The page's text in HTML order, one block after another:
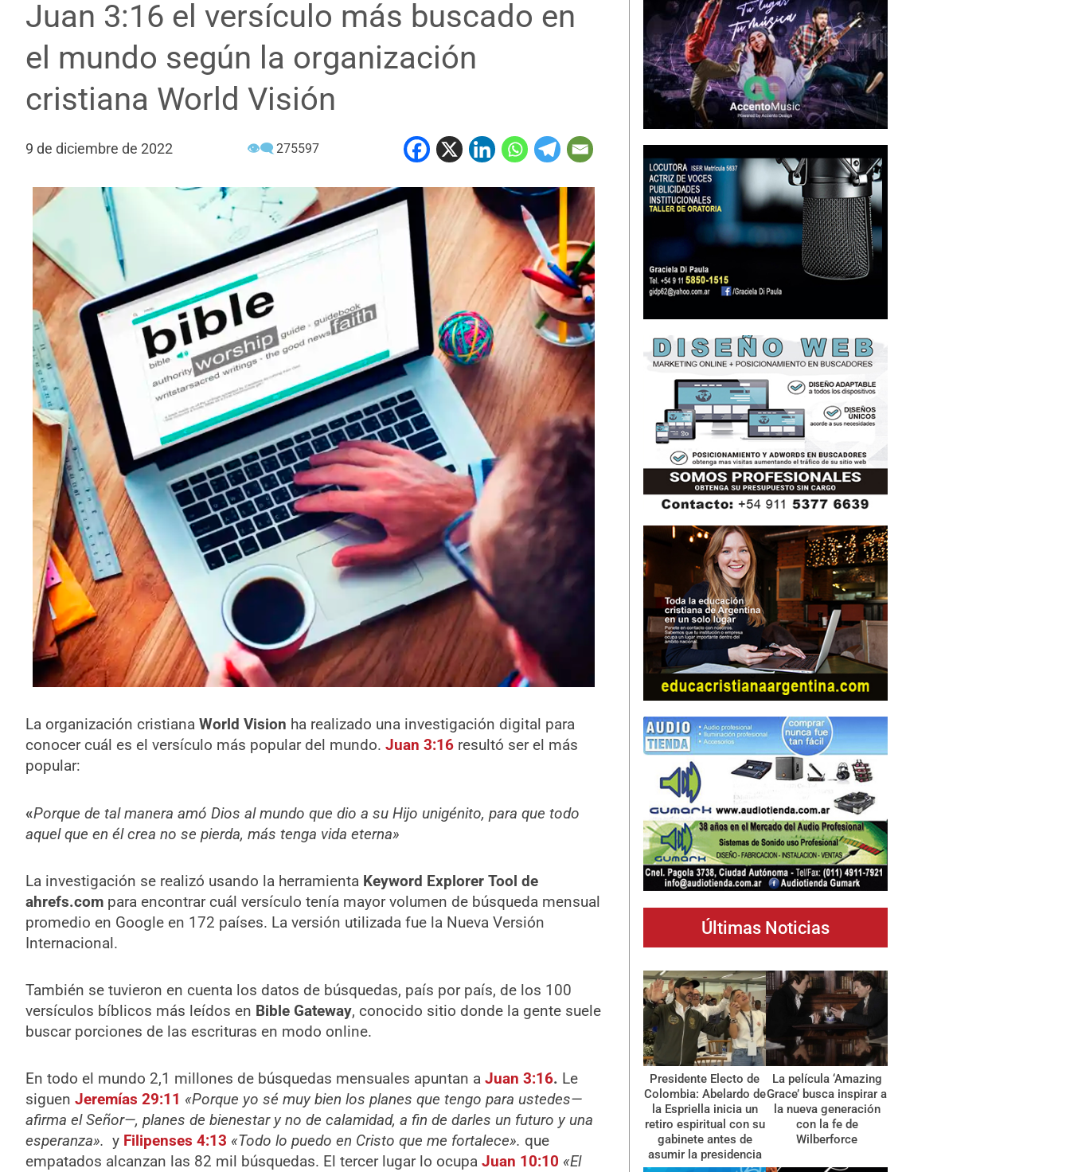
Juan 3:16 el versículo más buscado en
el mundo según la organización
cristiana World Visión
9 de diciembre de 2022 👁‍🗨 275597
La organización cristianaWorld Vision ha realizado una investigación digital para
conocer cuál es el versículo más popular del mundo. Juan 3:16 resultó ser el más
popular:
«Porque de tal manera amó Dios al mundo que dio a su Hijo unigénito, para que todo
aquel que en él crea no se pierda, más tenga vida eterna»
La investigación se realizó usando la herramientaKeyword Explorer Tool de
ahrefs.com para encontrar cuál versículo tenía mayor volumen de búsqueda mensual
promedio en Google en 172 países. La versión utilizada fue la Nueva Versión
Internacional.
También se tuvieron en cuenta los datos de búsquedas, país por país, de los 100
versículos bíblicos más leídos en Bible Gateway, conocido sitio donde la gente suele
buscar porciones de las escrituras en modo online.
En todo el mundo 2,1 millones de búsquedas mensuales apuntan a Juan 3:16. Le
siguen Jeremías 29:11 «Porque yo sé muy bien los planes que tengo para ustedes—
afirma el Señor—, planes de bienestar y no de calamidad, a fin de darles un futuro y una
esperanza». yFilipenses 4:13 «Todo lo puedo en Cristo que me fortalece». que
empatados alcanzan las 82 mil búsquedas. El tercer lugar lo ocupa Juan 10:10 «El
Últimas Noticias
Presidente Electo de
Colombia: Abelardo de
la Espriella inicia un
retiro espiritual con su
gabinete antes de
asumir la presidencia
La película ‘Amazing
Grace’ busca inspirar a
la nueva generación
con la fe de
Wilberforce